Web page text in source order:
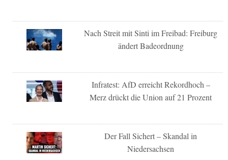
Nach Streit mit Sinti im Freibad: Freiburg
ändert Badeordnung
Infratest: AfD erreicht Rekordhoch –
Merz drückt die Union auf 21 Prozent
Der Fall Sichert – Skandal in
Niedersachsen